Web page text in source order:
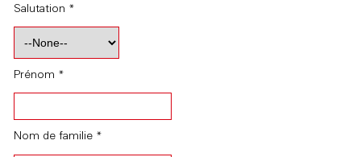
Salutation *
Prénom *
Nom de familie *